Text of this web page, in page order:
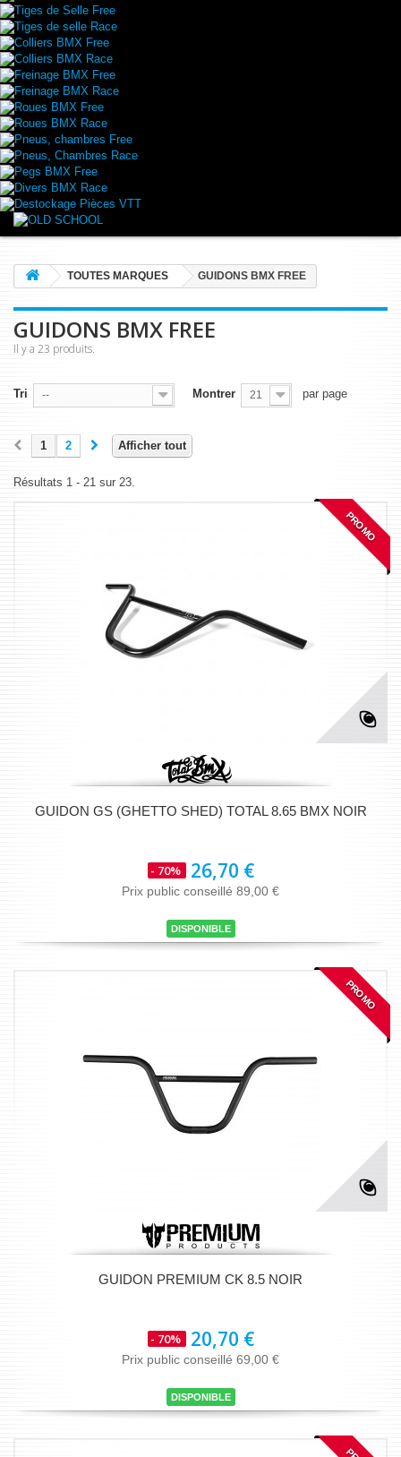
Tiges de Selle Free
Tiges de selle Race
Colliers BMX Free
Colliers BMX Race
Freinage BMX Free
Freinage BMX Race
Roues BMX Free
Roues BMX Race
Pneus, chambres Free
Pneus, Chambres Race
Pegs BMX Free
Divers BMX Race
Destockage Pièces VTT
TOUTES MARQUES GUIDONS BMX FREE
GUIDONS BMX FREE
Il y a 23 produits.
Tri -- Montrer 21 par page
Afficher tout
1 2
Résultats 1 - 21 sur 23.
PROMO
GUIDON GS (GHETTO SHED) TOTAL 8.65 BMX NOIR
- 70% 26,70 €
Prix public conseillé 89,00 €
DISPONIBLE
PROMO
GUIDON PREMIUM CK 8.5 NOIR
- 70% 20,70 €
Prix public conseillé 69,00 €
DISPONIBLE